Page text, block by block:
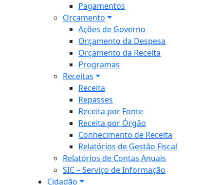
Pagamentos
Orçamento
Ações de Governo
Orçamento da Despesa
Orçamento da Receita
Programas
Receitas
Receita
Repasses
Receita por Fonte
Receita por Órgão
Conhecimento de Receita
Relatórios de Gestão Fiscal
Relatórios de Contas Anuais
SIC – Serviço de Informação
Cidadão